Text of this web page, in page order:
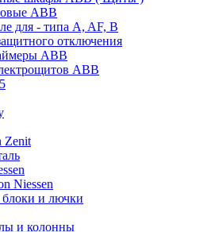
ABB
для - типа A, AF, B
отключения
ABB
АВВ
Zenit
Niessen
и лючки
и колонны